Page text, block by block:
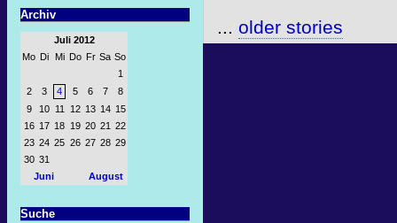
Archiv
Juli 2012
Mo Di Mi Do Fr Sa So
1
2
3 4 5 6 7
8
9
10 11 12 13 14 15
16 17 18 19 20 21 22
23 24 25 26 27 28 29
30 31
Juni
August
Suche
... older stories